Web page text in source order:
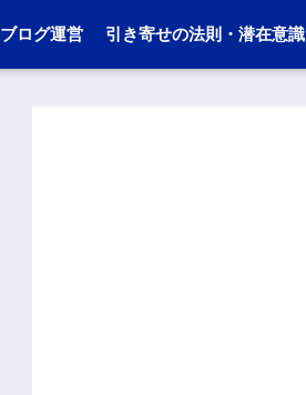
ブログ運営 引き寄せの法則・潜在意識